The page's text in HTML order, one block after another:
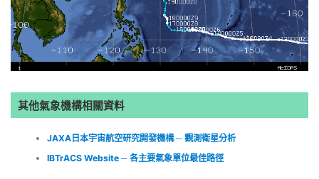
其他氣象機構相關資料
JAXA日本宇宙航空研究開發機構 ─ 觀測衛星分析
IBTrACS Website ─ 各主要氣象單位最佳路徑